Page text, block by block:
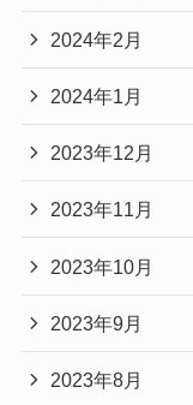
2024年2月
2024年1月
2023年12月
2023年11月
2023年10月
2023年9月
2023年8月